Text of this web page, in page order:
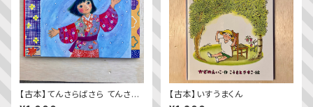
【古本】てんさらばさら てんさら
ばさら
【古本】いすうまくん